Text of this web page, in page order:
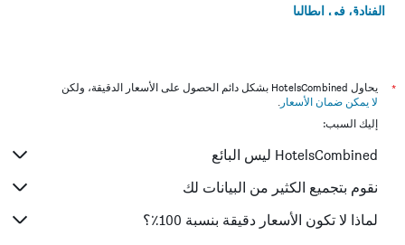
الفنادق في إيطاليا
*
يحاول HotelsCombined بشكل دائم الحصول على الأسعار الدقيقة، ولكن
لا يمكن ضمان الأسعار .
إليك السبب:
HotelsCombined ليس البائع
نقوم بتجميع الكثير من البيانات لك
لماذا لا تكون الأسعار دقيقة بنسبة 100٪؟